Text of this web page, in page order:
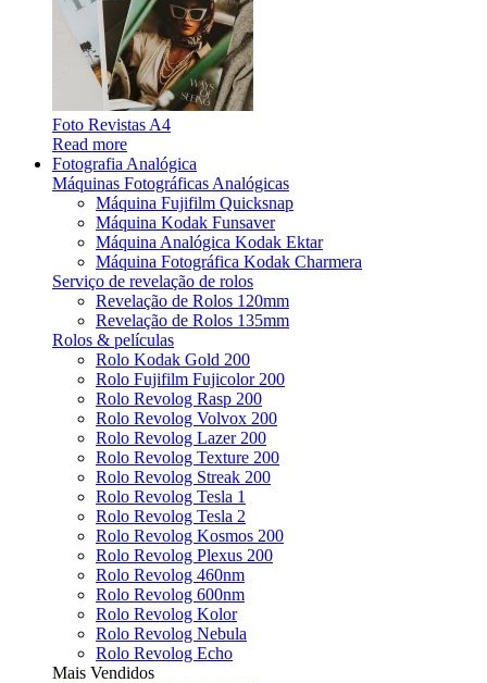
Foto Revistas A4
Read more
Fotografia Analógica
Máquinas Fotográficas Analógicas
Máquina Fujifilm Quicksnap
Máquina Kodak Funsaver
Máquina Analógica Kodak Ektar
Máquina Fotográfica Kodak Charmera
Serviço de revelação de rolos
Revelação de Rolos 120mm
Revelação de Rolos 135mm
Rolos & películas
Rolo Kodak Gold 200
Rolo Fujifilm Fujicolor 200
Rolo Revolog Rasp 200
Rolo Revolog Volvox 200
Rolo Revolog Lazer 200
Rolo Revolog Texture 200
Rolo Revolog Streak 200
Rolo Revolog Tesla 1
Rolo Revolog Tesla 2
Rolo Revolog Kosmos 200
Rolo Revolog Plexus 200
Rolo Revolog 460nm
Rolo Revolog 600nm
Rolo Revolog Kolor
Rolo Revolog Nebula
Rolo Revolog Echo
Mais Vendidos